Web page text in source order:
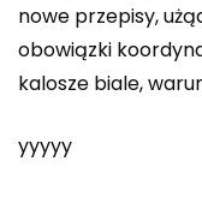
nowe przepisy,
obowiązki
kalosze biale,
yyyyy